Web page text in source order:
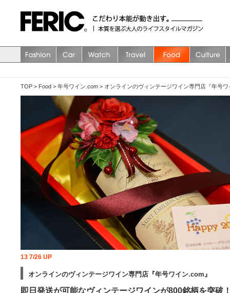
TOP > Food > 年号ワイン.com > オンラインのヴィンテージワイン専門店『年号
13 7/26 UP
オンラインのヴィンテージワイン専門店『年号ワイン.com』
即日発送が可能なヴィンテージワインが800銘柄を突破